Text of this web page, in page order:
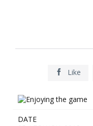
 Like
DATE